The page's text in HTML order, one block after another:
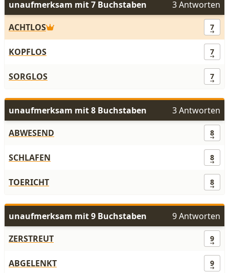
unaufmerksam mit 7 Buchstaben
3 Antworten
ACHTLOS
7
KOPFLOS 7
SORGLOS 7
unaufmerksam mit 8 Buchstaben
3 Antworten
ABWESEND
8
SCHLAFEN 8
TOERICHT 8
unaufmerksam mit 9 Buchstaben
9 Antworten
ZERSTREUT
9
ABGELENKT 9